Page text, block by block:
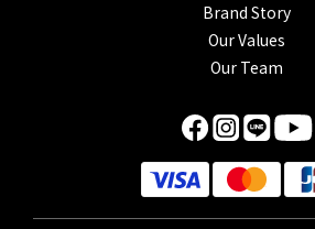
Brand Story
Our Values
Our Team